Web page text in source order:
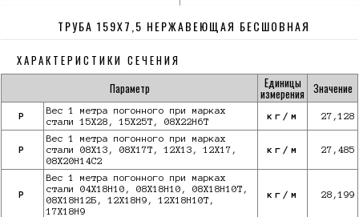
ТРУБА 159Х7,5 НЕРЖАВЕЮЩАЯ БЕСШОВНАЯ
ХАРАКТЕРИСТИКИ СЕЧЕНИЯ
Параметр
Единицы
измерения Значение
P
Вес 1 метра погонного при марках
стали 15Х28, 15Х25Т, 08Х22Н6Т
кг/м 27,128
P
Вес 1 метра погонного при марках
стали 08Х13, 08Х17Т, 12Х13, 12Х17,
08Х20Н14С2
кг/м 27,485
P
Вес 1 метра погонного при марках
стали 04Х18Н10, 08Х18Н10, 08Х18Н10Т,
08Х18Н12Б, 12Х18Н9, 12Х18Н10Т,
17Х18Н9
кг/м 28,199